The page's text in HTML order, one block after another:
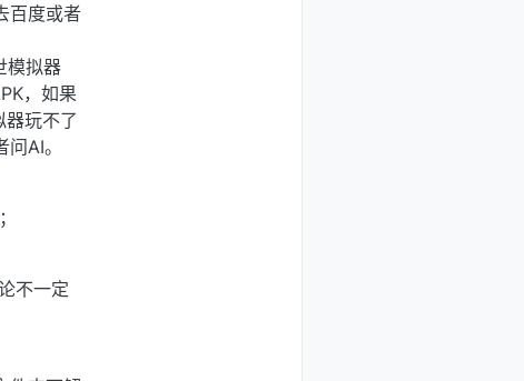
百度或者
模拟器
，如果
玩不了
AI。
不一定